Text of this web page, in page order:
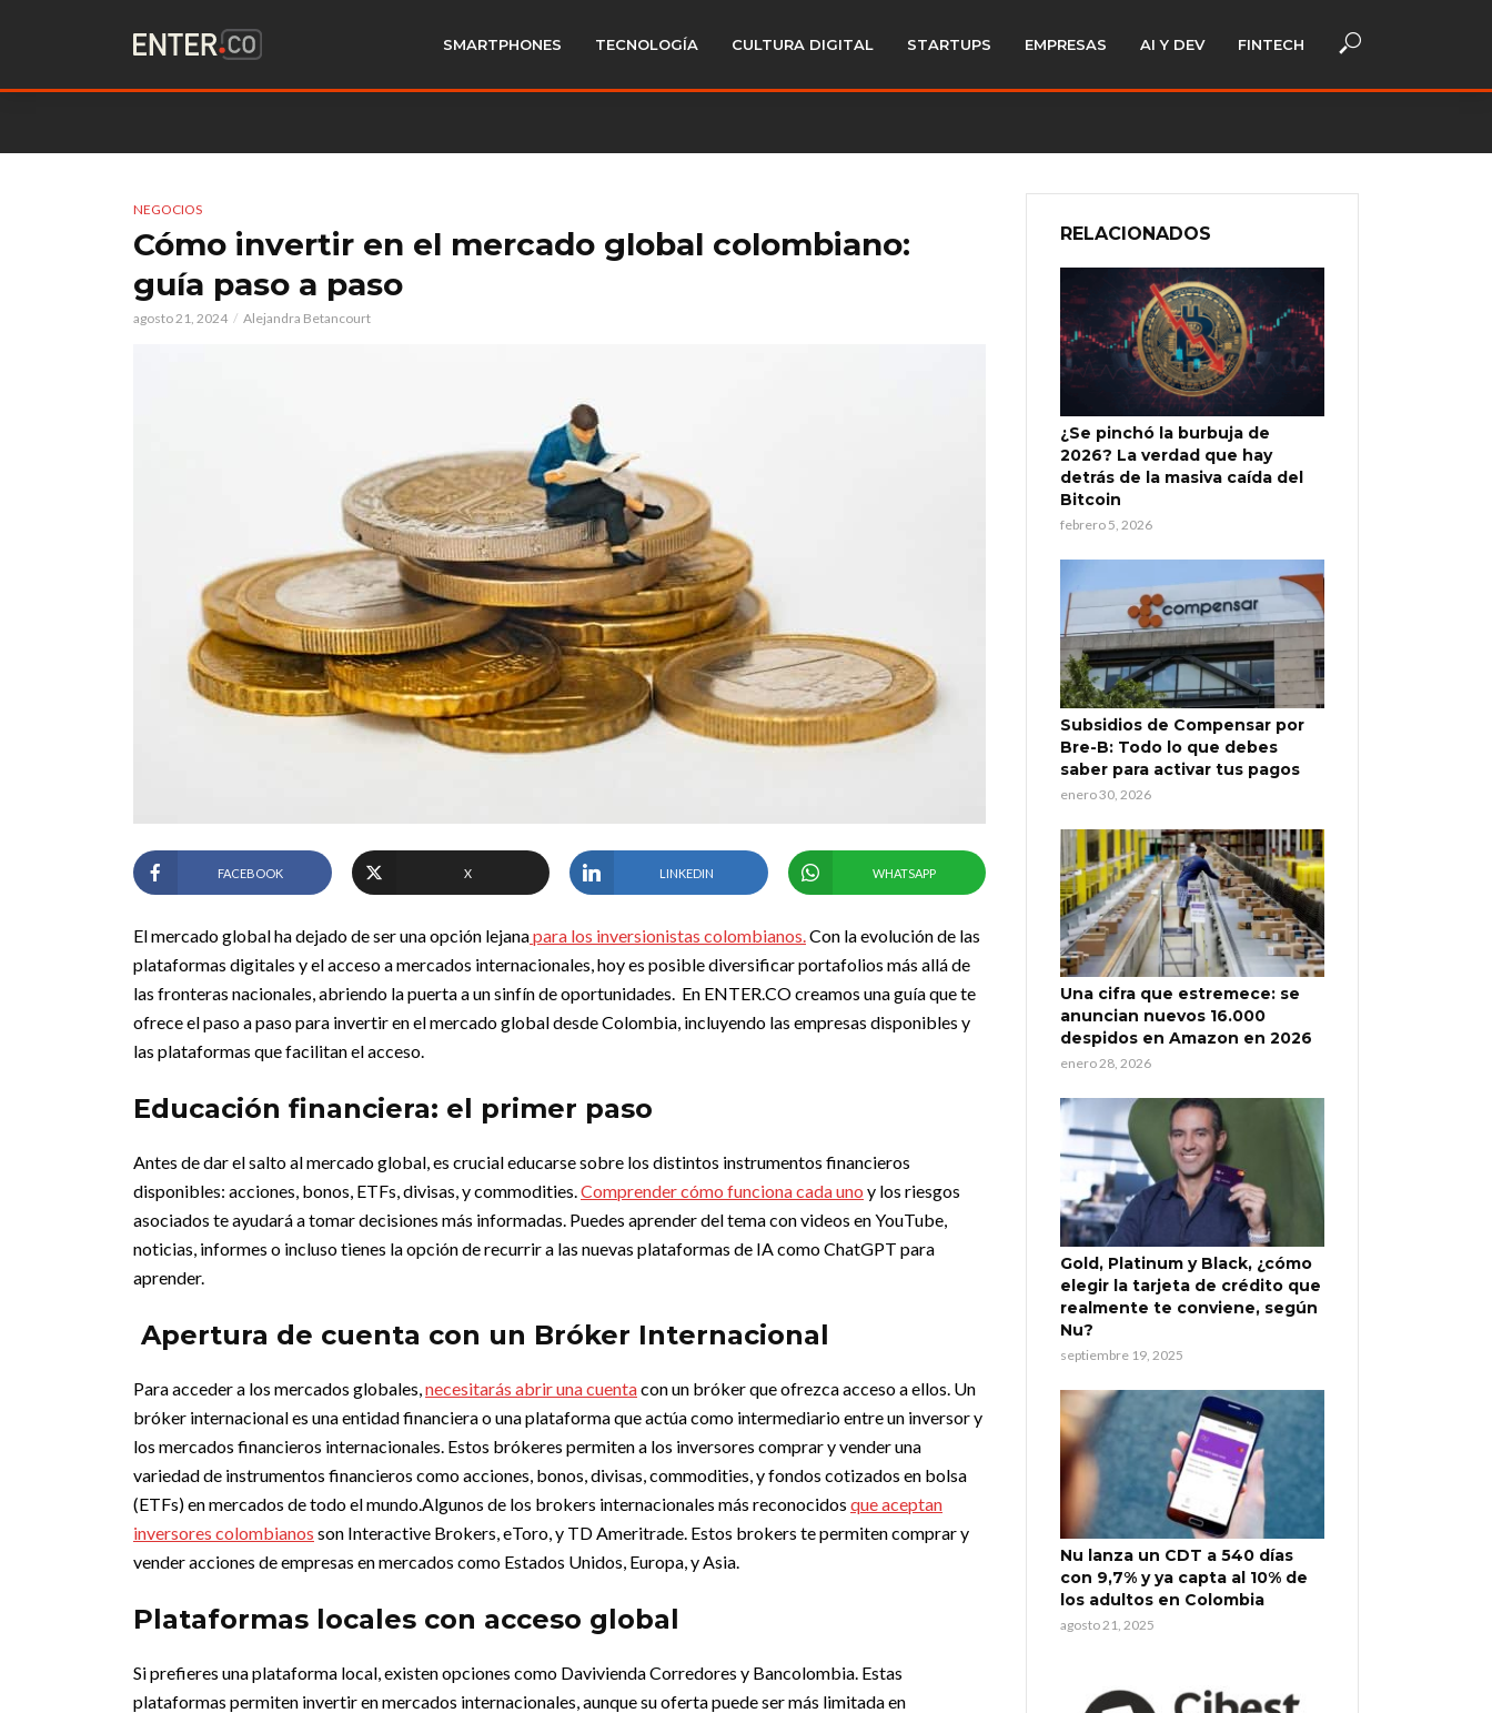
SMARTPHONES TECNOLOGÍA CULTURA DIGITAL STARTUPS EMPRESAS AI Y DEV FINTECH
NEGOCIOS
Cómo invertir en el mercado global colombiano:
guía paso a paso
agosto 21, 2024 Alejandra Betancourt
FACEBOOK X LINKEDIN WHATSAPP
El mercado global ha dejado de ser una opción lejanapara los inversionistas colombianos.Con la evolución de las
plataformas digitales y el acceso a mercados internacionales, hoy es posible diversificar portafolios más allá de
las fronteras nacionales, abriendo la puerta a un sinfín de oportunidades. En ENTER.CO creamos una guía que te
ofrece el paso a paso para invertir en el mercado global desde Colombia, incluyendo las empresas disponibles y
las plataformas que facilitan el acceso.
Educación financiera: el primer paso
Antes de dar el salto al mercado global, es crucial educarse sobre los distintos instrumentos financieros
disponibles: acciones, bonos, ETFs, divisas, y commodities.Comprender cómo funciona cada uno y los riesgos
asociados te ayudará a tomar decisiones más informadas. Puedes aprender del tema con videos en YouTube,
noticias, informes o incluso tienes la opción de recurrir a las nuevas plataformas de IA como ChatGPT para
aprender.
Apertura de cuenta con un Bróker Internacional
Para acceder a los mercados globales,necesitarás abrir una cuentacon un bróker que ofrezca acceso a ellos. Un
bróker internacional es una entidad financiera o una plataforma que actúa como intermediario entre un inversor y
los mercados financieros internacionales. Estos brókeres permiten a los inversores comprar y vender una
variedad de instrumentos financieros como acciones, bonos, divisas, commodities, y fondos cotizados en bolsa
(ETFs) en mercados de todo el mundo.Algunos de los brokers internacionales más reconocidos que aceptan
inversores colombianos son Interactive Brokers, eToro, y TD Ameritrade. Estos brokers te permiten comprar y
vender acciones de empresas en mercados como Estados Unidos, Europa, y Asia.
Plataformas locales con acceso global
Si prefieres una plataforma local, existen opciones como Davivienda Corredores y Bancolombia. Estas
plataformas permiten invertir en mercados internacionales, aunque su oferta puede ser más limitada en
RELACIONADOS
¿Se pinchó la burbuja de
2026? La verdad que hay
detrás de la masiva caída del
Bitcoin
febrero 5, 2026
Subsidios de Compensar por
Bre-B: Todo lo que debes
saber para activar tus pagos
enero 30, 2026
Una cifra que estremece: se
anuncian nuevos 16.000
despidos en Amazon en 2026
enero 28, 2026
Gold, Platinum y Black, ¿cómo
elegir la tarjeta de crédito que
realmente te conviene, según
Nu?
septiembre 19, 2025
Nu lanza un CDT a 540 días
con 9,7% y ya capta al 10% de
los adultos en Colombia
agosto 21, 2025